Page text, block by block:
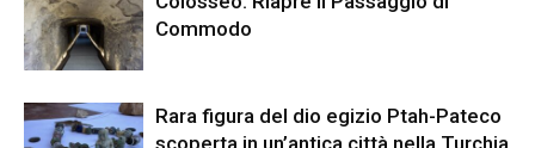
Commodo
Rara figura del dio egizio Ptah-Pateco
scoperta in un’antica città nella Turchia